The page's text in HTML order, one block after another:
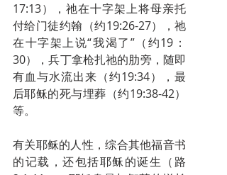
17:13），祂在十字架上将母亲托
付给门徒约翰（约19:26-27），祂
在十字架上说“我渴了”（约19：
30），兵丁拿枪扎祂的肋旁，随即
有血与水流出来（约19:34），最
后耶稣的死与埋葬（约19:38-42）
等。
有关耶稣的人性，综合其他福音书
的记载，还包括耶稣的诞生（路